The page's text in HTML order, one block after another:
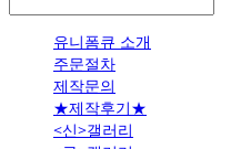
유니폼큐 소개
주문절차
제작문의
★제작후기★
<신>갤러리